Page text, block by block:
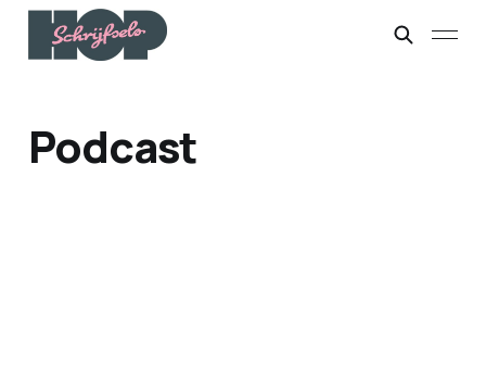
Podcast